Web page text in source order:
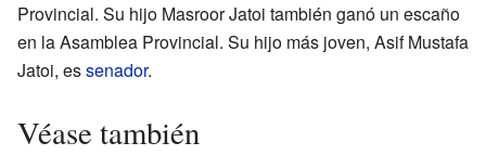
Provincial. Su hijo Masroor Jatoi también ganó un escaño
en la Asamblea Provincial. Su hijo más joven, Asif Mustafa
Jatoi, essenador.
Véase también